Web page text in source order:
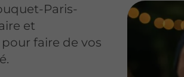
Paris-
et
faire de vos